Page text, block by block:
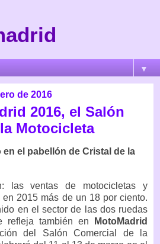
▼
de 2016
2016, el Salón
Motocicleta
en el pabellón de Cristal de la
las ventas de motocicletas y
2015 más de un 18 por ciento.
en el sector de las dos ruedas
refleja también en
MotoMadrid
del Salón Comercial de la